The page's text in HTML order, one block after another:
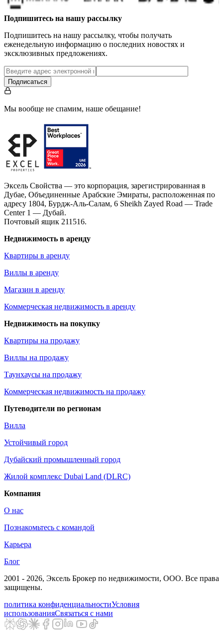
Подпишитесь на нашу рассылку
Подпишитесь на нашу рассылку, чтобы получать
еженедельную информацию о последних новостях и
эксклюзивных предложениях.
Подписаться
Мы вообще не спамим, наше обещание!
Эксель Свойства — это корпорация, зарегистрированная в
Дубае, Объединенные Арабские Эмираты, расположенная по
адресу 1804, Бурдж-Аль-Салам, 6 Sheikh Zayed Road — Trade
Center 1 — Дубай.
Почтовый ящик 211516.
Недвижимость в аренду
Квартиры в аренду
Виллы в аренду
Магазин в аренду
Коммерческая недвижимость в аренду
Недвижимость на покупку
Квартиры на продажу
Виллы на продажу
Таунхаусы на продажу
Коммерческая недвижимость на продажу
Путеводители по регионам
Вилла
Устойчивый город
Дубайский промышленный город
Жилой комплекс Dubai Land (DLRC)
Компания
О нас
Познакомьтесь с командой
Карьера
Блог
2001 - 2026, Эксель Брокер по недвижимости, ООО. Все права
защищены.
политика конфиденциальностиУсловия
использованияСвязаться с нами